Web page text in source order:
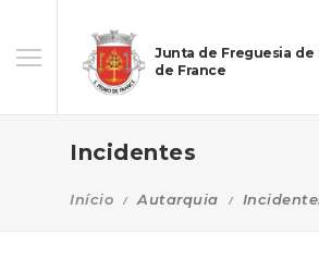
Junta de Freguesia de
de France
Incidentes
Início Autarquia